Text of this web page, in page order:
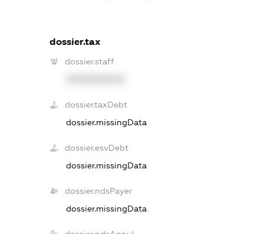
dossier.tax
dossier.staff
dossier.taxDebt
dossier.missingData
dossier.esvDebt
dossier.missingData
dossier.ndsPayer
dossier.missingData